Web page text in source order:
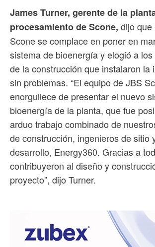
James Turner, gerente de la
procesamiento de Scone, dijo que
Scone se complace en poner en
sistema de bioenergía y elogió a
de la construcción que instalaron la
sin problemas. “El equipo de JBS
enorgullece de presentar el nuevo
bioenergía de la planta, que fue
arduo trabajo combinado de
de construcción, ingenieros de sitio
desarrollo, Energy360. Gracias a
contribuyeron al diseño y
proyecto”, dijo Turner.